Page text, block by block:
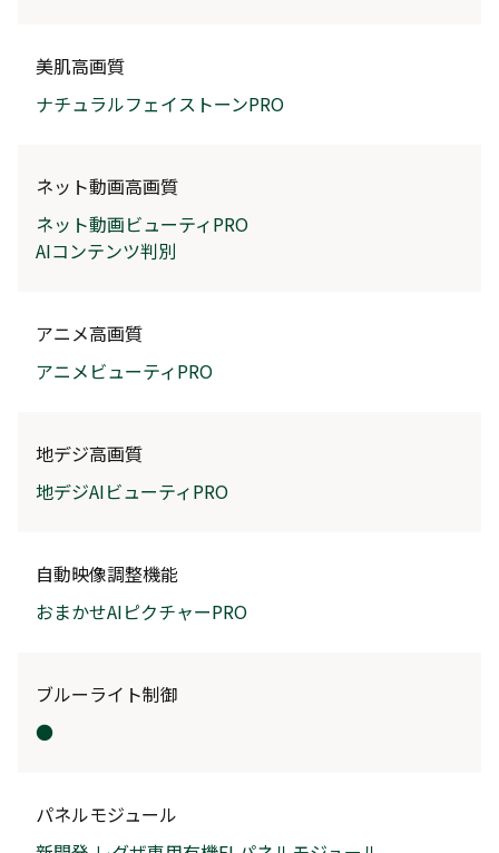
美肌高画質
ナチュラルフェイストーンPRO
ネット動画高画質
ネット動画ビューティPRO
AIコンテンツ判別
アニメ高画質
アニメビューティPRO
地デジ高画質
地デジAIビューティPRO
自動映像調整機能
おまかせAIピクチャーPRO
ブルーライト制御
●
パネルモジュール